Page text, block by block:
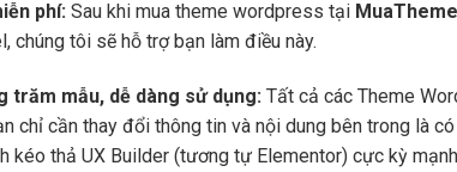
phí: Sau khi mua theme wordpress tại
chúng tôi sẽ hỗ trợ bạn làm điều này.
trăm mẫu, dễ dàng sử dụng: Tất cả các Theme
chỉ cần thay đổi thông tin và nội dung bên trong là
kéo thả UX Builder (tương tự Elementor) cực kỳ